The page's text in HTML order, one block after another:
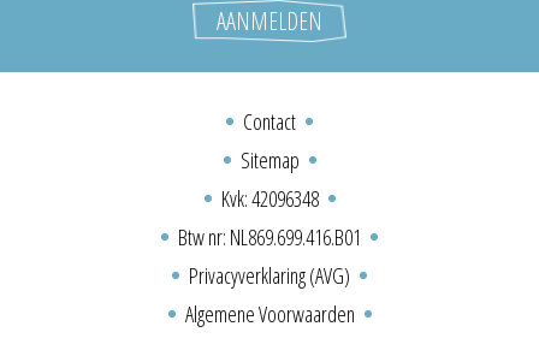
Contact
Sitemap
Kvk: 42096348
Btw nr: NL869.699.416.B01
Privacyverklaring (AVG)
Algemene Voorwaarden